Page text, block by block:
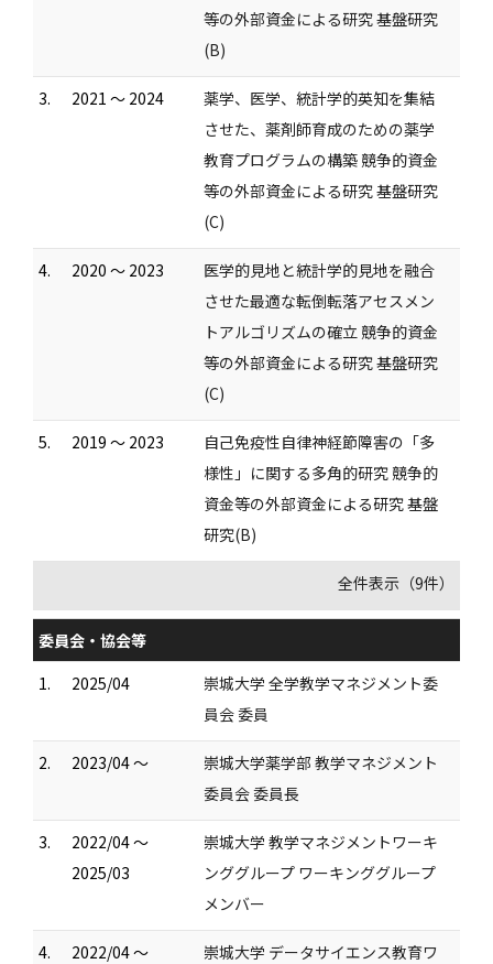
等の外部資金による研究 基盤研究
(B)
3. 2021 ～ 2024
薬学、医学、統計学的英知を集結
させた、薬剤師育成のための薬学
教育プログラムの構築 競争的資金
等の外部資金による研究 基盤研究
(C)
4. 2020 ～ 2023
医学的見地と統計学的見地を融合
させた最適な転倒転落アセスメン
トアルゴリズムの確立 競争的資金
等の外部資金による研究 基盤研究
(C)
5. 2019 ～ 2023
自己免疫性自律神経節障害の「多
様性」に関する多角的研究 競争的
資金等の外部資金による研究 基盤
研究(B)
全件表示（9件）
委員会・協会等
1.
2025/04
崇城大学 全学教学マネジメント委
員会 委員
2. 2023/04 ～
崇城大学薬学部 教学マネジメント
委員会 委員長
3.
2022/04 ～
2025/03
崇城大学 教学マネジメントワーキ
ンググループ ワーキンググループ
メンバー
4. 2022/04 ～
崇城大学 データサイエンス教育ワ